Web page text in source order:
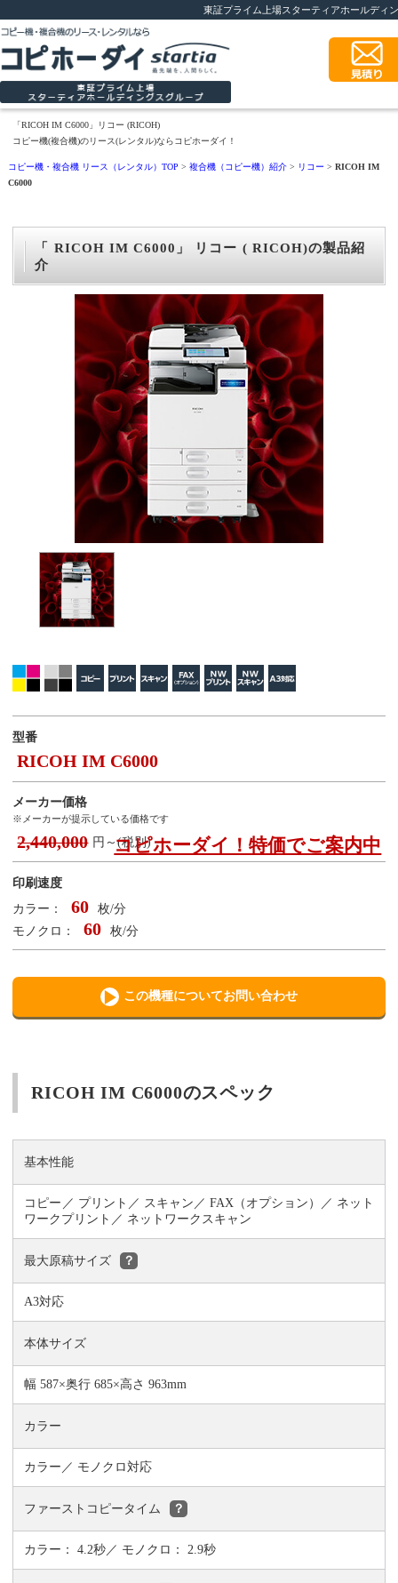
東証プライム上場スターティアホールディ
「RICOH IM C6000」リコー (RICOH)
コピー機(複合機)のリース(レンタル)ならコピホーダイ！
コピー機・複合機 リース（レンタル）TOP >複合機（コピー機）紹介 > リコー>RICOH IM
C6000
「 RICOH IM C6000」 リコー ( RICOH)の製品紹
介
型番
RICOH IM C6000
メーカー価格
※メーカーが提示している価格です
2,440,000 円～(税別)
コピホーダイ！特価でご案内中
印刷速度
カラー：
60
枚/分
モノクロ：
60 枚/分
この機種についてお問い合わせ
RICOH IM C6000のスペック
基本性能
コピー プリント スキャン FAX（オプション）
ネット
ワークプリント
ネットワークスキャン
最大原稿サイズ ？
A3対応
本体サイズ
幅 587×奥行 685×高さ 963mm
カラー
カラー／ モノクロ対応
ファーストコピータイム ？
カラー： 4.2秒／ モノクロ： 2.9秒